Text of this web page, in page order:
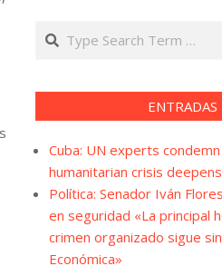
Search
ENTRADAS
Cuba: UN experts
humanitarian crisis deepens
Política: Senador Iván
en seguridad «La principal
crimen organizado sigue
Económica»